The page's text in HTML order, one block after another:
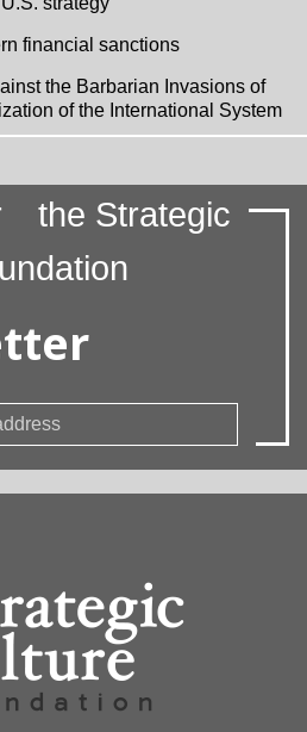
financial sanctions
the Barbarian Invasions of
of the International System
the Strategic